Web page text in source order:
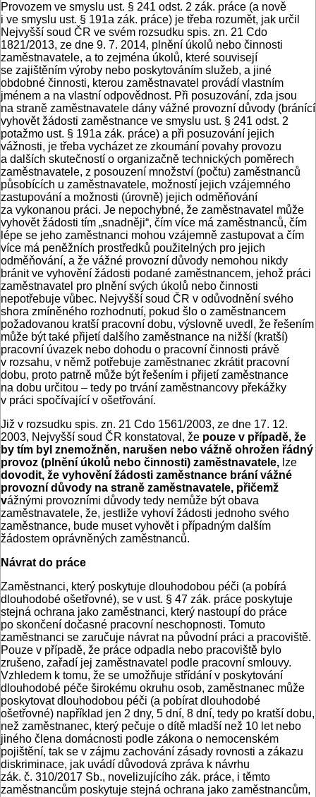
Provozem ve smyslu ust. § 241 odst. 2 zák. práce (a nově
i ve smyslu ust. § 191a zák. práce) je třeba rozumět, jak určil
Nejvyšší soud ČR ve svém rozsudku spis. zn. 21 Cdo
1821/2013, ze dne 9. 7. 2014, plnění úkolů nebo činnosti
zaměstnavatele, a to zejména úkolů, které souvisejí
se zajištěním výroby nebo poskytováním služeb, a jiné
obdobné činnosti, kterou zaměstnavatel provádí vlastním
jménem a na vlastní odpovědnost. Při posuzování, zda jsou
na straně zaměstnavatele dány vážné provozní důvody (bránící
vyhovět žádosti zaměstnance ve smyslu ust. § 241 odst. 2
potažmo ust. § 191a zák. práce) a při posuzování jejich
vážnosti, je třeba vycházet ze zkoumání povahy provozu
a dalších skutečností o organizačně technických poměrech
zaměstnavatele, z posouzení množství (počtu) zaměstnanců
působících u zaměstnavatele, možností jejich vzájemného
zastupování a možnosti (úrovně) jejich odměňování
za vykonanou práci. Je nepochybné, že zaměstnavatel může
vyhovět žádosti tím „snadněji“, čím více má zaměstnanců, čím
lépe se jeho zaměstnanci mohou vzájemně zastupovat a čím
více má peněžních prostředků použitelných pro jejich
odměňování, a že vážné provozní důvody nemohou nikdy
bránit ve vyhovění žádosti podané zaměstnancem, jehož práci
zaměstnavatel pro plnění svých úkolů nebo činnosti
nepotřebuje vůbec. Nejvyšší soud ČR v odůvodnění svého
shora zmíněného rozhodnutí, pokud šlo o zaměstnancem
požadovanou kratší pracovní dobu, výslovně uvedl, že řešením
může být také přijetí dalšího zaměstnance na nižší (kratší)
pracovní úvazek nebo dohodu o pracovní činnosti právě
v rozsahu, v němž potřebuje zaměstnanec zkrátit pracovní
dobu, proto patrně může být řešením i přijetí zaměstnance
na dobu určitou – tedy po trvání zaměstnancovy překážky
v práci spočívající v ošetřování.
Již v rozsudku spis. zn. 21 Cdo 1561/2003, ze dne 17. 12.
2003, Nejvyšší soud ČR konstatoval, že pouze v případě, že
by tím byl znemožněn, narušen nebo vážně ohrožen řádný
provoz (plnění úkolů nebo činnosti) zaměstnavatele, lze
dovodit, že vyhovění žádosti zaměstnance brání vážné
provozní důvody na straně zaměstnavatele, přičemž
vážnými provozními důvody tedy nemůže být obava
zaměstnavatele, že, jestliže vyhoví žádosti jednoho svého
zaměstnance, bude muset vyhovět i případným dalším
žádostem oprávněných zaměstnanců.
Návrat do práce
Zaměstnanci, který poskytuje dlouhodobou péči (a pobírá
dlouhodobé ošetřovné), se v ust. § 47 zák. práce poskytuje
stejná ochrana jako zaměstnanci, který nastoupí do práce
po skončení dočasné pracovní neschopnosti. Tomuto
zaměstnanci se zaručuje návrat na původní práci a pracoviště.
Pouze v případě, že práce odpadla nebo pracoviště bylo
zrušeno, zařadí jej zaměstnavatel podle pracovní smlouvy.
Vzhledem k tomu, že se umožňuje střídání v poskytování
dlouhodobé péče širokému okruhu osob, zaměstnanec může
poskytovat dlouhodobou péči (a pobírat dlouhodobé
ošetřovné) například jen 2 dny, 5 dní, 8 dní, tedy po kratší dobu,
než zaměstnanec, který pečuje o dítě mladší než 10 let nebo
jiného člena domácnosti podle zákona o nemocenském
pojištění, tak se v zájmu zachování zásady rovnosti a zákazu
diskriminace, jak uvádí důvodová zpráva k návrhu
zák. č. 310/2017 Sb., novelizujícího zák. práce, i těmto
zaměstnancům poskytuje stejná ochrana jako zaměstnancům,